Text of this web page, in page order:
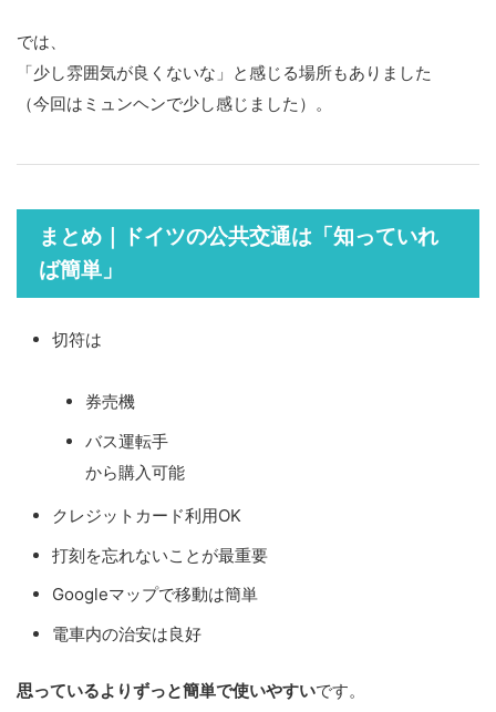
では、
「少し雰囲気が良くないな」と感じる場所もありました
（今回はミュンヘンで少し感じました）。
まとめ｜ドイツの公共交通は「知っていれ
ば簡単」
切符は
券売機
バス運転手
から購入可能
クレジットカード利用OK
打刻を忘れないことが最重要
Googleマップで移動は簡単
電車内の治安は良好
思っているよりずっと簡単で使いやすいです。